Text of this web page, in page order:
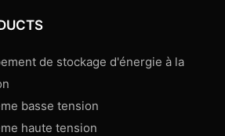
de stockage d'énergie à la
basse tension
haute tension